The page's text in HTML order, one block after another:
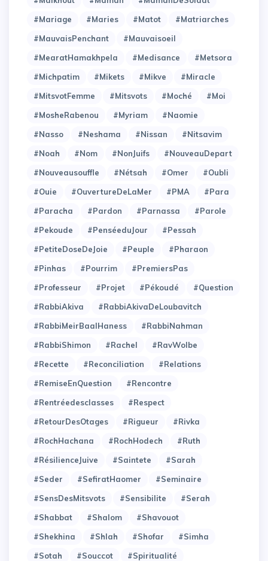
#Mariage
#Maries #Matot
#Matriarches
#MauvaisPenchant
#Mauvaisoeil
#MearatHamakhpela
#Medisance
#Metsora
#Michpatim
#Mikets #Mikve
#Miracle
#MitsvotFemme
#Mitsvots #Moché
#Moi
#MosheRabenou
#Myriam
#Naomie
#Nasso
#Neshama #Nissan
#Nitsavim
#Noah
#Nom #NonJuifs
#NouveauDepart
#Nouveausouffle
#Nétsah #Omer
#Oubli
#Ouie
#OuvertureDeLaMer #PMA
#Para
#Paracha
#Pardon #Parnassa
#Parole
#Pekoude
#PenséeduJour
#Pessah
#PetiteDoseDeJoie
#Peuple
#Pharaon
#Pinhas
#Pourrim
#PremiersPas
#Professeur
#Projet #Pékoudé
#Question
#RabbiAkiva
#RabbiAkivaDeLoubavitch
#RabbiMeirBaalHaness
#RabbiNahman
#RabbiShimon
#Rachel
#RavWolbe
#Recette
#Reconciliation
#Relations
#RemiseEnQuestion
#Rencontre
#Rentréedesclasses
#Respect
#RetourDesOtages
#Rigueur
#Rivka
#RochHachana
#RochHodech
#Ruth
#RésilienceJuive
#Saintete
#Sarah
#Seder
#SefiratHaomer
#Seminaire
#SensDesMitsvots
#Sensibilite
#Serah
#Shabbat
#Shalom
#Shavouot
#Shekhina
#Shlah #Shofar
#Simha
#Sotah
#Souccot
#Spiritualité